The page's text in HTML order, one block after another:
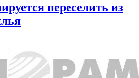
переселить из